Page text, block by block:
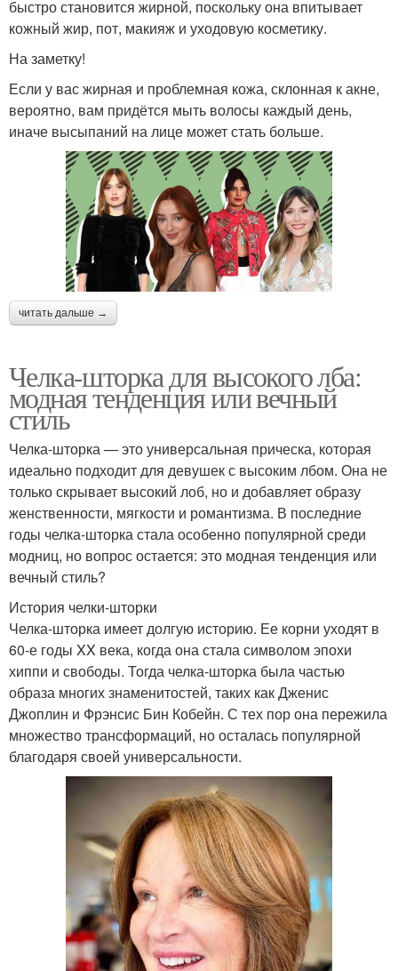
быстро становится жирной, поскольку она впитывает
кожный жир, пот, макияж и уходовую косметику.
На заметку!
Если у вас жирная и проблемная кожа, склонная к акне,
вероятно, вам придётся мыть волосы каждый день,
иначе высыпаний на лице может стать больше.
читать дальше →
Челка-шторка для высокого лба:
модная тенденция или вечный
стиль
Челка-шторка — это универсальная прическа, которая
идеально подходит для девушек с высоким лбом. Она не
только скрывает высокий лоб, но и добавляет образу
женственности, мягкости и романтизма. В последние
годы челка-шторка стала особенно популярной среди
модниц, но вопрос остается: это модная тенденция или
вечный стиль?
История челки-шторки
Челка-шторка имеет долгую историю. Ее корни уходят в
60-е годы XX века, когда она стала символом эпохи
хиппи и свободы. Тогда челка-шторка была частью
образа многих знаменитостей, таких как Дженис
Джоплин и Фрэнсис Бин Кобейн. С тех пор она пережила
множество трансформаций, но осталась популярной
благодаря своей универсальности.